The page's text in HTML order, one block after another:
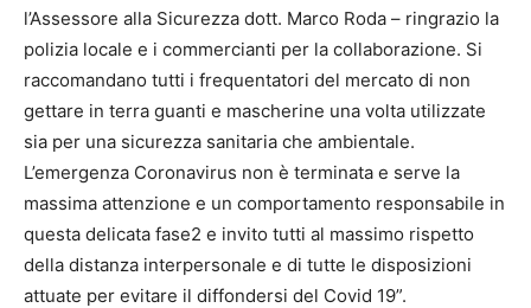
l’Assessore alla Sicurezza dott. Marco Roda – ringrazio la
polizia locale e i commercianti per la collaborazione. Si
raccomandano tutti i frequentatori del mercato di non
gettare in terra guanti e mascherine una volta utilizzate
sia per una sicurezza sanitaria che ambientale.
L’emergenza Coronavirus non è terminata e serve la
massima attenzione e un comportamento responsabile in
questa delicata fase2 e invito tutti al massimo rispetto
della distanza interpersonale e di tutte le disposizioni
attuate per evitare il diffondersi del Covid 19”.